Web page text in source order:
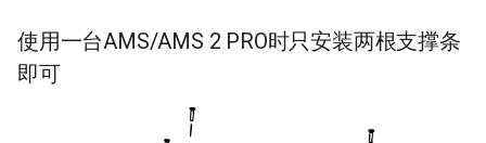
使用一台AMS/AMS 2 PRO时只安装两根支撑条
即可